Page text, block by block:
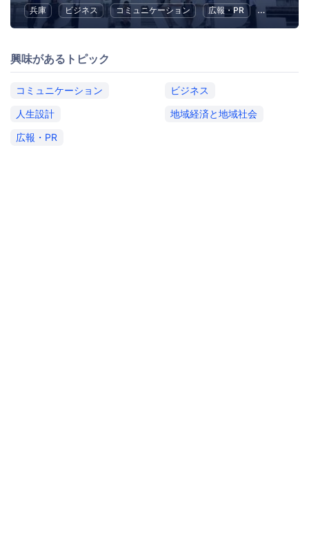
兵庫
ビジネス コミュニケーション 広報・PR 地域経済と
興味があるトピック
コミュニケーション
ビジネス
人生設計
地域経済と地域社会
広報・PR